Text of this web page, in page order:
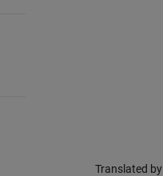
Translated by